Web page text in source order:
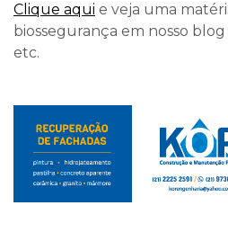
Clique aqui e veja uma
biossegurança em nosso
etc.